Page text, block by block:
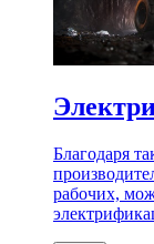
Благодаря
рабочих,